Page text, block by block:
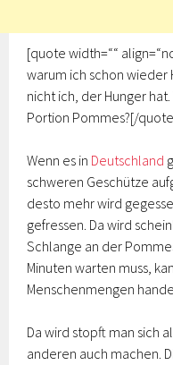
[quote width=““
warum ich schon
nicht ich, der Hunger
Portion Pommes?[/
Wenn es in Deutschland
schweren Geschütze
desto mehr wird
gefressen. Da wird
Schlange an der
Minuten warten muss,
Menschenmengen
Da wird stopft man sich
anderen auch machen.